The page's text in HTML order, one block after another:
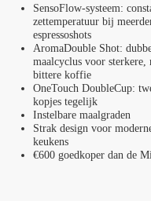
SensoFlow-systeem:
zettemperatuur bij
espressoshots
AromaDouble Shot:
maalcyclus voor sterkere,
bittere koffie
OneTouch DoubleCup:
kopjes tegelijk
Instelbare maalgraden
Strak design voor
keukens
€600 goedkoper dan de